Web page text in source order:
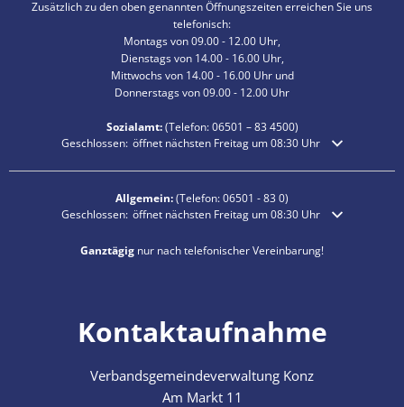
Zusätzlich zu den oben genannten Öffnungszeiten erreichen Sie uns
telefonisch:
Montags von 09.00 - 12.00 Uhr,
Dienstags von 14.00 - 16.00 Uhr,
Mittwochs von 14.00 - 16.00 Uhr und
Donnerstags von 09.00 - 12.00 Uhr
Sozialamt:(Telefon:06501 – 834500)
Klicken, um weitere Öffnungs- oder Schließzeiten auszublenden
Geschlossen: öffnet nächsten Freitag um 08:30 Uhr
Allgemein:(Telefon:06501 - 83 0)
Klicken, um weitere Öffnungs- oder Schließzeiten auszublenden
Geschlossen: öffnet nächsten Freitag um 08:30 Uhr
Ganztägig nur nach telefonischer Vereinbarung!
Kontaktaufnahme
Verbandsgemeindeverwaltung Konz
Am Markt 11